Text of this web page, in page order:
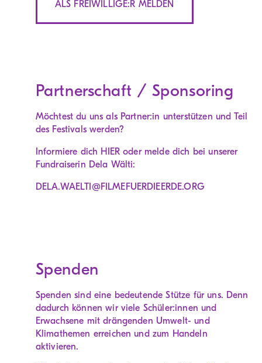
ALS FREIWILLIGE:R MELDEN
Partnerschaft / Sponsoring
Möchtest du uns als Partner:in unterstützen und Teil
des Festivals werden?
Informiere dich HIER oder melde dich bei unserer
Fundraiserin Dela Wälti:
DELA.WAELTI@FILMEFUERDIEERDE.ORG
Spenden
Spenden sind eine bedeutende Stütze für uns. Denn
dadurch können wir viele Schüler:innen und
Erwachsene mit drängenden Umwelt- und
Klimathemen erreichen und zum Handeln
aktivieren.